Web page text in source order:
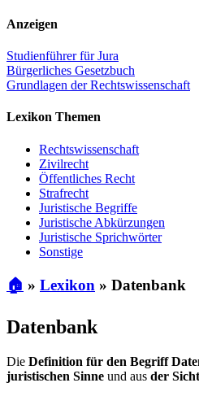
Anzeigen
Studienführer für Jura
Bürgerliches Gesetzbuch
Grundlagen der Rechtswissenschaft
Lexikon Themen
Rechtswissenschaft
Zivilrecht
Öffentliches Recht
Strafrecht
Juristische Begriffe
Juristische Abkürzungen
Juristische Sprichwörter
Sonstige
🏠 » Lexikon » Datenbank
Datenbank
Die Definition für den Begriff
juristischen Sinne und aus der